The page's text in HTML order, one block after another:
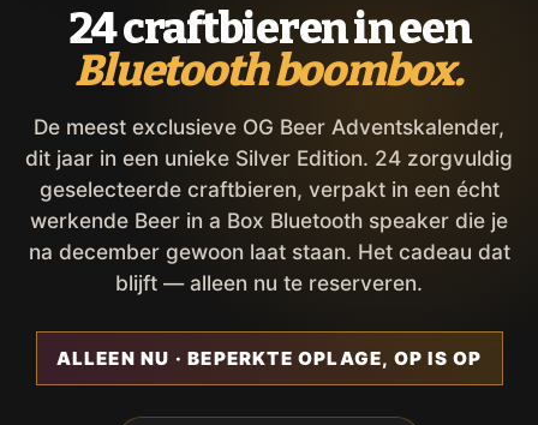
24 craftbieren in een
Bluetooth boombox.
De meest exclusieve OG Beer Adventskalender,
dit jaar in een unieke Silver Edition. 24 zorgvuldig
geselecteerde craftbieren, verpakt in een écht
werkende Beer in a Box Bluetooth speaker die je
na december gewoon laat staan. Het cadeau dat
blijft — alleen nu te reserveren.
ALLEEN NU · BEPERKTE OPLAGE, OP IS OP